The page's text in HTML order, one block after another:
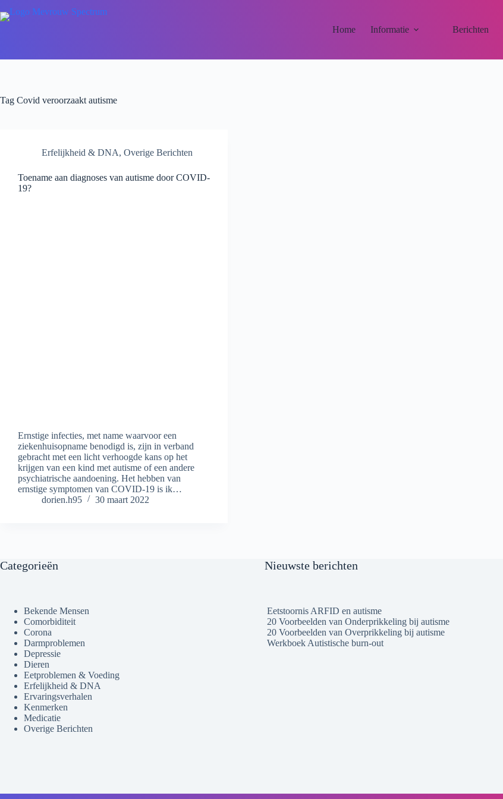
Home Informatie Berichten
Tag Covid veroorzaakt autisme
Erfelijkheid & DNA, Overige Berichten
Toename aan diagnoses van autisme door COVID-
19?
Ernstige infecties, met name waarvoor een
ziekenhuisopname benodigd is, zijn in verband
gebracht met een licht verhoogde kans op het
krijgen van een kind met autisme of een andere
psychiatrische aandoening. Het hebben van
ernstige symptomen van COVID-19 is ik…
dorien.h95
30 maart 2022
Categorieën
Bekende Mensen
Comorbiditeit
Corona
Darmproblemen
Depressie
Dieren
Eetproblemen & Voeding
Erfelijkheid & DNA
Ervaringsverhalen
Kenmerken
Medicatie
Overige Berichten
Nieuwste berichten
Eetstoornis ARFID en autisme
20 Voorbeelden van Onderprikkeling bij autisme
20 Voorbeelden van Overprikkeling bij autisme
Werkboek Autistische burn-out